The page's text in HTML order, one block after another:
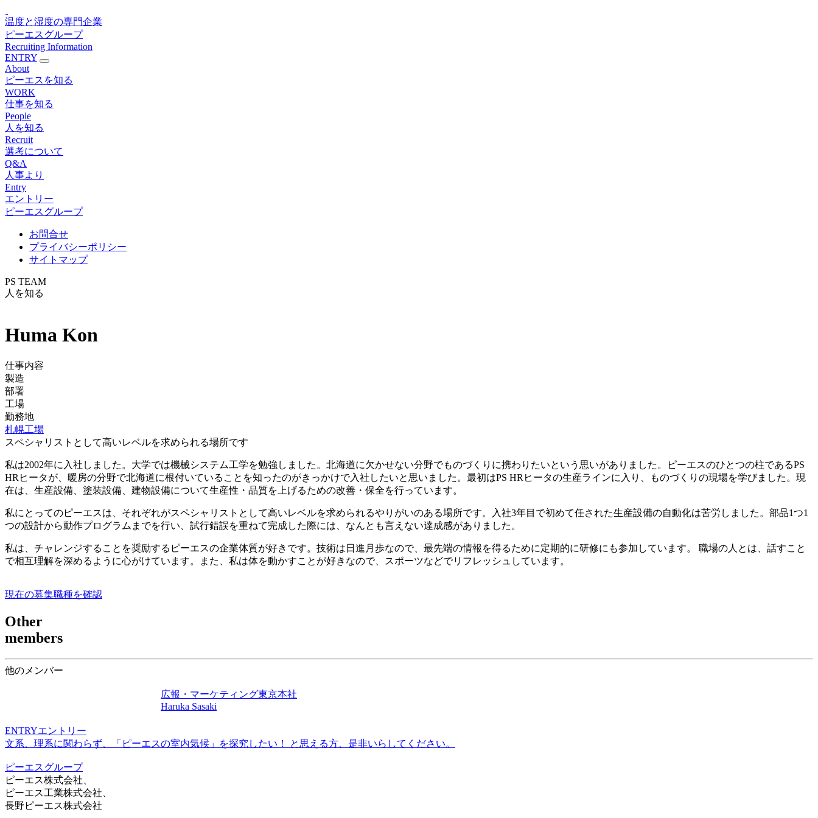
温度と湿度の専門企業
ピーエスグループ
Recruiting Information
ENTRY
About
ピーエスを知る
WORK
仕事を知る
People
人を知る
Recruit
選考について
Q&A
人事より
Entry
エントリー
ピーエスグループ
お問合せ
プライバシーポリシー
サイトマップ
PS TEAM
人を知る
Huma Kon
仕事内容
製造
部署
工場
勤務地
札幌工場
スペシャリストとして高いレベルを求められる場所です
私は2002年に入社しました。大学では機械システム工学を勉強しました。北海道に欠かせない分野でものづくりに携わりたいという思いがありました。ピーエスのひとつの柱であるPS
HRヒータが、暖房の分野で北海道に根付いていることを知ったのがきっかけで入社したいと思いました。最初はPS HRヒータの生産ラインに入り、ものづくりの現場を学びました。現
在は、生産設備、塗装設備、建物設備について生産性・品質を上げるための改善・保全を行っています。
私にとってのピーエスは、それぞれがスペシャリストとして高いレベルを求められるやりがいのある場所です。入社3年目で初めて任された生産設備の自動化は苦労しました。部品1つ1
つの設計から動作プログラムまでを行い、試行錯誤を重ねて完成した際には、なんとも言えない達成感がありました。
私は、チャレンジすることを奨励するピーエスの企業体質が好きです。技術は日進月歩なので、最先端の情報を得るために定期的に研修にも参加しています。 職場の人とは、話すこと
で相互理解を深めるように心がけています。また、私は体を動かすことが好きなので、スポーツなどでリフレッシュしています。
現在の募集職種を確認
Other
members
他のメンバー
広報・マーケティング東京本社
ENTRYエントリー
文系、理系に関わらず、「ピーエスの室内気候」を探究したい！ と思える方、是非いらしてください。
ピーエスグループ
ピーエス株式会社、
ピーエス工業株式会社、
長野ピーエス株式会社